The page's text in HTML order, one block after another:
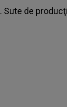
. Sute de